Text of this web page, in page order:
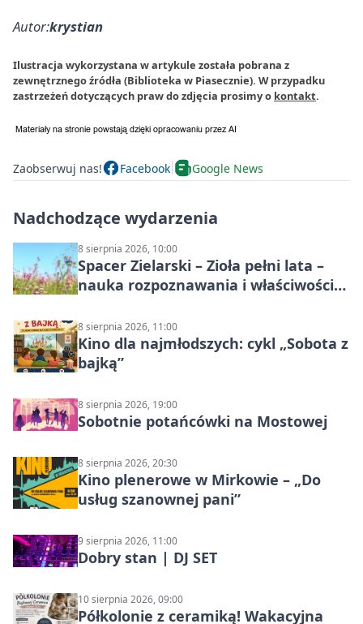
Autor:krystian
Ilustracja wykorzystana w artykule została pobrana z
zewnętrznego źródła (Biblioteka w Piasecznie). W przypadku
zastrzeżeń dotyczących praw do zdjęcia prosimy o kontakt.
Zaobserwuj nas! Facebook Google News
Nadchodzące wydarzenia
8 sierpnia 2026, 10:00
Spacer Zielarski – Zioła pełni lata –
nauka rozpoznawania i właściwości
8 sierpnia 2026, 11:00
Kino dla najmłodszych: cykl „Sobota z
bajką”
8 sierpnia 2026, 19:00
Sobotnie potańcówki na Mostowej
8 sierpnia 2026, 20:30
Kino plenerowe w Mirkowie – „Do
usług szanownej pani”
9 sierpnia 2026, 11:00
Dobry stan | DJ SET
10 sierpnia 2026, 09:00
Półkolonie z ceramiką! Wakacyjna